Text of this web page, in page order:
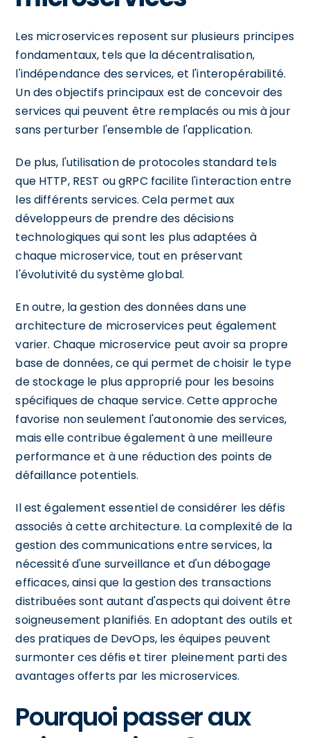
Les microservices reposent sur plusieurs principes
fondamentaux, tels que la décentralisation,
l'indépendance des services, et l'interopérabilité.
Un des objectifs principaux est de concevoir des
services qui peuvent être remplacés ou mis à jour
sans perturber l'ensemble de l'application.
De plus, l'utilisation de protocoles standard tels
que HTTP, REST ou gRPC facilite l'interaction entre
les différents services. Cela permet aux
développeurs de prendre des décisions
technologiques qui sont les plus adaptées à
chaque microservice, tout en préservant
l'évolutivité du système global.
En outre, la gestion des données dans une
architecture de microservices peut également
varier. Chaque microservice peut avoir sa propre
base de données, ce qui permet de choisir le type
de stockage le plus approprié pour les besoins
spécifiques de chaque service. Cette approche
favorise non seulement l'autonomie des services,
mais elle contribue également à une meilleure
performance et à une réduction des points de
défaillance potentiels.
Il est également essentiel de considérer les défis
associés à cette architecture. La complexité de la
gestion des communications entre services, la
nécessité d'une surveillance et d'un débogage
efficaces, ainsi que la gestion des transactions
distribuées sont autant d'aspects qui doivent être
soigneusement planifiés. En adoptant des outils et
des pratiques de DevOps, les équipes peuvent
surmonter ces défis et tirer pleinement parti des
avantages offerts par les microservices.
Pourquoi passer aux